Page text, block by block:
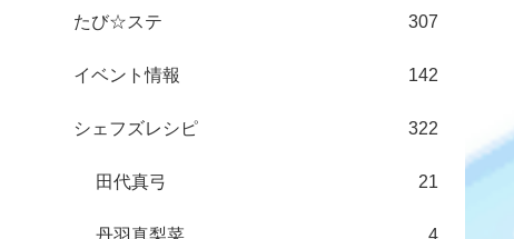
たび☆ステ 307
イベント情報 142
シェフズレシピ 322
田代真弓 21